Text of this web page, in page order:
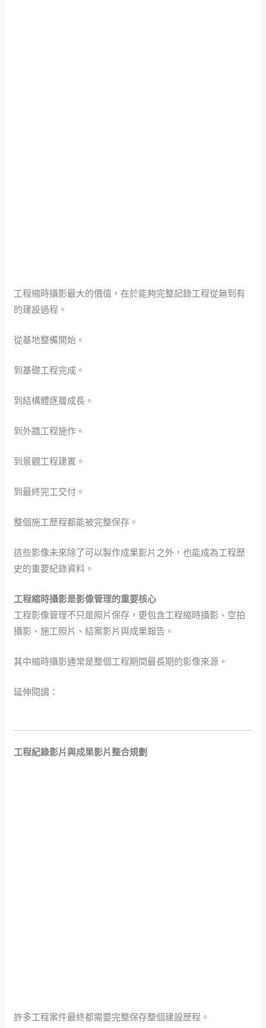
工程縮時攝影最大的價值，在於能夠完整記錄工程從無到有
的建設過程。
從基地整備開始。
到基礎工程完成。
到結構體逐層成長。
到外牆工程施作。
到景觀工程建置。
到最終完工交付。
整個施工歷程都能被完整保存。
這些影像未來除了可以製作成果影片之外，也能成為工程歷
史的重要紀錄資料。
工程縮時攝影是影像管理的重要核心
工程影像管理不只是照片保存，更包含工程縮時攝影、空拍
攝影、施工照片、結案影片與成果報告。
其中縮時攝影通常是整個工程期間最長期的影像來源。
延伸閱讀：
工程紀錄影片與成果影片整合規劃
許多工程案件最終都需要完整保存整個建設歷程。